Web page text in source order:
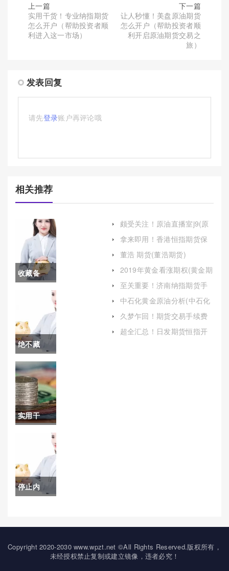
上一篇
实用干货！专业纳指期货
怎么开户（帮助投资者顺
利进入这一市场）
下一篇
让人秒懂！美盘原油期货
怎么开户（帮助投资者顺
利开启原油期货交易之
旅）
发表回复
请先登录账户再评论哦
相关推荐
收藏备
美黄金期
货开户(美
黄金期货
开户)
绝不藏
拙！国内
期货的保
证金(保证
金最少的
实用干
黄金期货
实时行情
美国(全球
停止内
期货手续
费中信期
颇受关注！原油直播室j9(原
油直播室免费22小时恒指直
播间)
拿来即用！香港恒指期货保
证金（帮助投资者更好地理
解和应对这一重要议题）
董浩 期货(董浩期货)
2019年黄金看涨期权(黄金期
权交易门槛)
至关重要！济南纳指期货手
续费（为投资者提供一份详
尽的指南）
中石化黄金原油分析(中石化
原油价格查询)
久梦乍回！期货交易手续费
国内最高(期货交易手续费国
内最高多少钱)
超全汇总！日发期货恒指开
Copyright 2020-2030 www.wpzt.net ©All Rights Reserved.版权所有，
未经授权禁止复制或建立镜像，违者必究！